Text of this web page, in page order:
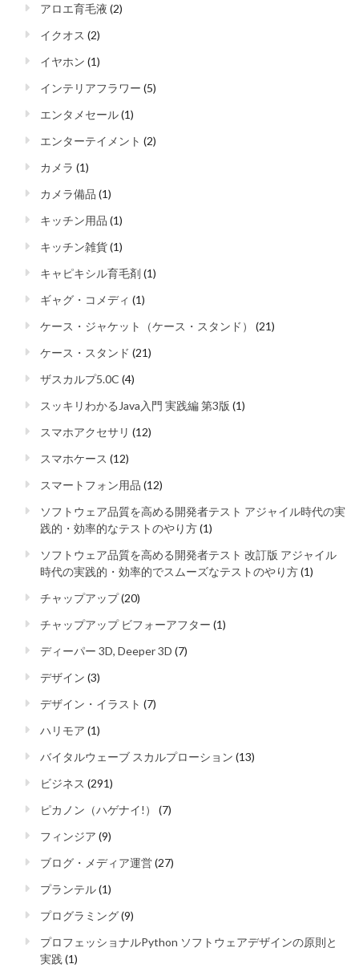
アロエ育毛液 (2)
イクオス (2)
イヤホン (1)
インテリアフラワー (5)
エンタメセール(1)
エンターテイメント (2)
カメラ (1)
カメラ備品 (1)
キッチン用品 (1)
キッチン雑貨(1)
キャピキシル育毛剤 (1)
ギャグ・コメディ (1)
ケース・ジャケット（ケース・スタンド）
(21)
ケース・スタンド (21)
ザスカルプ5.0C (4)
スッキリわかるJava入門 実践編 第3版 (1)
スマホアクセサリ (12)
スマホケース (12)
スマートフォン用品 (12)
ソフトウェア品質を高める開発者テスト アジャイル時代の実
践的・効率的なテストのやり方(1)
ソフトウェア品質を高める開発者テスト 改訂版 アジャイル
時代の実践的・効率的でスムーズなテストのやり方(1)
チャップアップ(20)
チャップアップ ビフォーアフター (1)
ディーパー 3D, Deeper 3D (7)
デザイン (3)
デザイン・イラスト (7)
ハリモア (1)
バイタルウェーブ スカルプローション (13)
ビジネス (291)
ピカノン（ハゲナイ!）
(7)
フィンジア (9)
ブログ・メディア運営(27)
プランテル(1)
プログラミング(9)
プロフェッショナルPython ソフトウェアデザインの原則と
実践 (1)